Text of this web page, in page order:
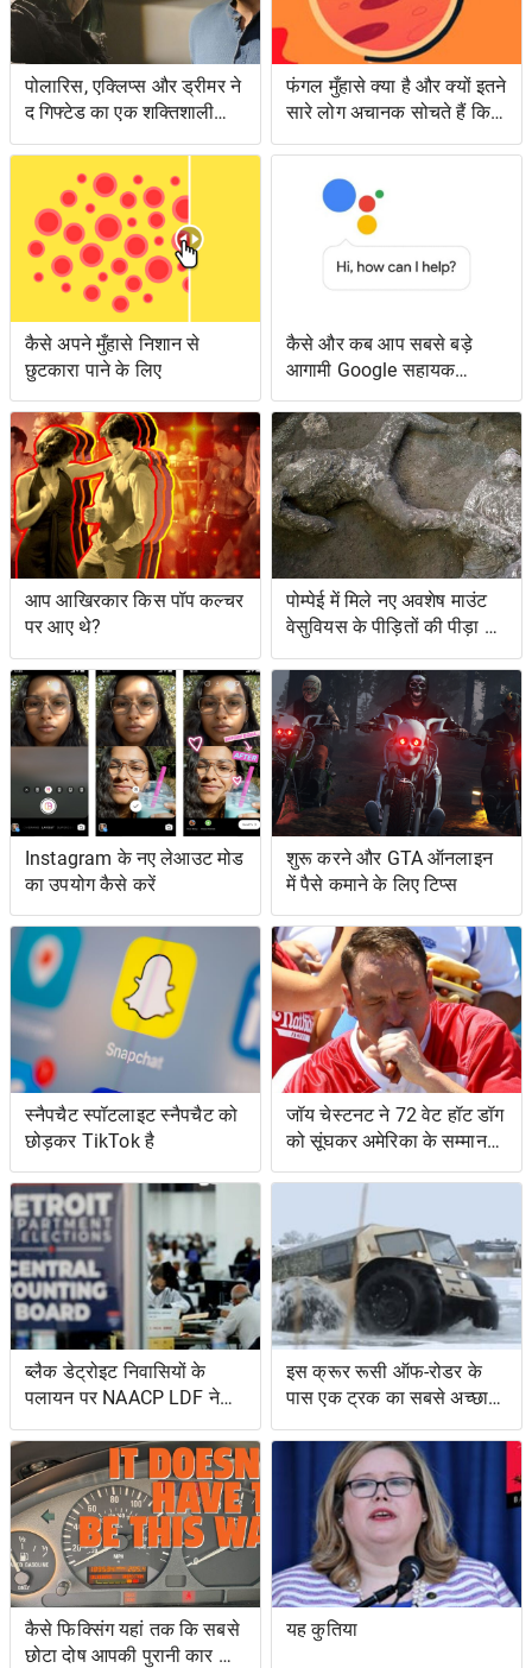
पोलारिस, एक्लिप्स और ड्रीमर ने
द गिफ्टेड का एक शक्तिशाली
एपिसोड लंगर डाला
फंगल मुँहासे क्या है और क्यों इतने
सारे लोग अचानक सोचते हैं कि
उनके पास क्या है?
कैसे अपने मुँहासे निशान से
छुटकारा पाने के लिए
कैसे और कब आप सबसे बड़े
आगामी Google सहायक
सुविधाओं तक पहुँच सकते हैं
आप आखिरकार किस पॉप कल्चर
पर आए थे?
पोम्पेई में मिले नए अवशेष माउंट
वेसुवियस के पीड़ितों की पीड़ा को
दर्शाते हैं
Instagram के नए लेआउट मोड
का उपयोग कैसे करें
शुरू करने और GTA ऑनलाइन
में पैसे कमाने के लिए टिप्स
स्नैपचैट स्पॉटलाइट स्नैपचैट को
छोड़कर TikTok है
जॉय चेस्टनट ने 72 वेट हॉट डॉग
को सूंघकर अमेरिका के सम्मान
की रक्षा की
ब्लैक डेट्रोइट निवासियों के
पलायन पर NAACP LDF ने
मुकदमा किया, मिशिगन के वोट
सर्टिफिकेशन को रोकने के
प्रयासों के लिए वोटिंग अधिकार
अधिनियम का उल्लंघन
इस क्रूर रूसी ऑफ-रोडर के
पास एक ट्रक का सबसे अच्छा
और एक उभयचर टैंक का सबसे
अच्छा है
कैसे फिक्सिंग यहां तक ​​कि सबसे
छोटा दोष आपकी पुरानी कार को
यह कुतिया